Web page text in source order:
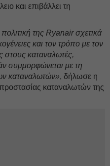
και επιβάλλει τη
της Ryanair σχετικά
και τον τρόπο με τον
στους καταναλωτές,
συμμορφώνεται με τη
καταναλωτών», δήλωσε η
προστασίας καταναλωτών της